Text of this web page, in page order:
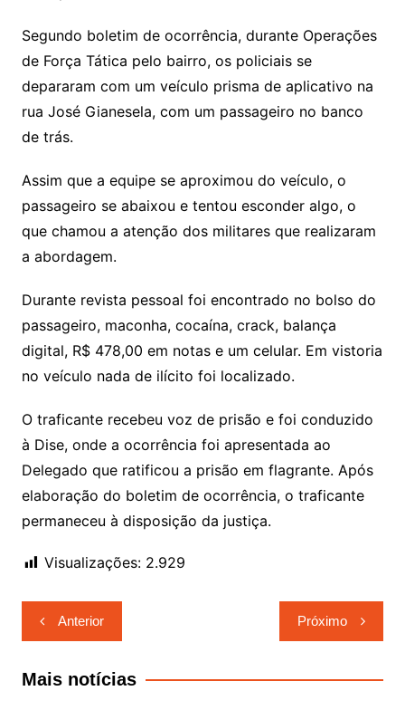
Segundo boletim de ocorrência, durante Operações
de Força Tática pelo bairro, os policiais se
depararam com um veículo prisma de aplicativo na
rua José Gianesela, com um passageiro no banco
de trás.
Assim que a equipe se aproximou do veículo, o
passageiro se abaixou e tentou esconder algo, o
que chamou a atenção dos militares que realizaram
a abordagem.
Durante revista pessoal foi encontrado no bolso do
passageiro, maconha, cocaína, crack, balança
digital, R$ 478,00 em notas e um celular. Em vistoria
no veículo nada de ilícito foi localizado.
O traficante recebeu voz de prisão e foi conduzido
à Dise, onde a ocorrência foi apresentada ao
Delegado que ratificou a prisão em flagrante. Após
elaboração do boletim de ocorrência, o traficante
permaneceu à disposição da justiça.
Visualizações: 2.929
Navegação
de
Post
Anterior Próximo
Mais notícias